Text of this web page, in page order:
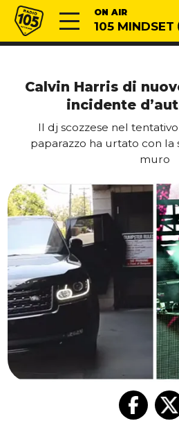
Vai al contenuto
Radio 105 ON AIR
105 MINDSET
Calvin Harris di
incidente
Il dj scozzese nel
paparazzo ha urtato con
muro